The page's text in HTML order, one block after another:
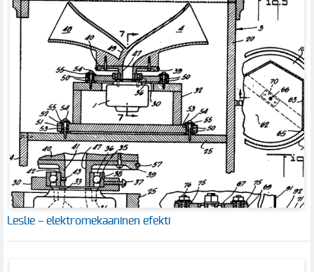
Leslie – elektromekaaninen efekti